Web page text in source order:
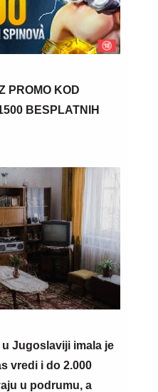
PROMO KOD
BESPLATNIH
Jugoslaviji imala je
vredi i do 2.000
u podrumu, a